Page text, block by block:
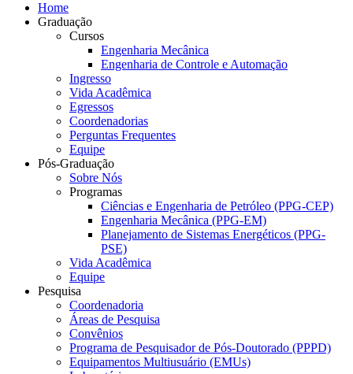
Home
Graduação
Cursos
Engenharia Mecânica
Engenharia de Controle e Automação
Ingresso
Vida Acadêmica
Egressos
Coordenadorias
Perguntas Frequentes
Equipe
Pós-Graduação
Sobre Nós
Programas
Ciências e Engenharia de Petróleo (PPG-CEP)
Engenharia Mecânica (PPG-EM)
Planejamento de Sistemas Energéticos (PPG-
PSE)
Vida Acadêmica
Equipe
Pesquisa
Coordenadoria
Áreas de Pesquisa
Convênios
Programa de Pesquisador de Pós-Doutorado (PPPD)
Equipamentos Multiusuário (EMUs)